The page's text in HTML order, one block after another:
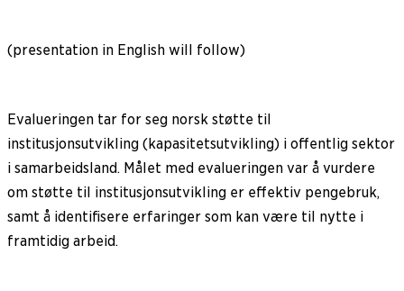
(presentation in English will follow)
Evalueringen tar for seg norsk støtte til
institusjonsutvikling (kapasitetsutvikling) i offentlig sektor
i samarbeidsland. Målet med evalueringen var å vurdere
om støtte til institusjonsutvikling er effektiv pengebruk,
samt å identifisere erfaringer som kan være til nytte i
framtidig arbeid.